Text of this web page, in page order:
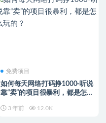
免费项目
如何每天网络打码挣1000-听说
靠“卖”的项目很暴利，都是怎么
3 年前 12.0K